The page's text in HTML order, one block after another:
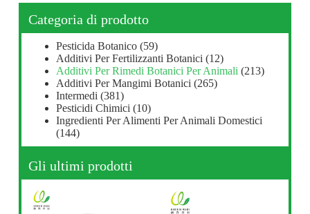
Categoria di prodotto
Pesticida Botanico (59)
Additivi Per Fertilizzanti Botanici (12)
Additivi Per Rimedi Botanici Per Animali (213)
Additivi Per Mangimi Botanici (265)
Intermedi (381)
Pesticidi Chimici (10)
Ingredienti Per Alimenti Per Animali Domestici
(144)
Gli ultimi prodotti